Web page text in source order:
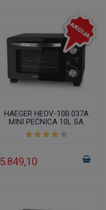
HAEGER HEOV-10B.037A
MINI PEĆNICA 10L SA
TAJMEROM
5.849,10